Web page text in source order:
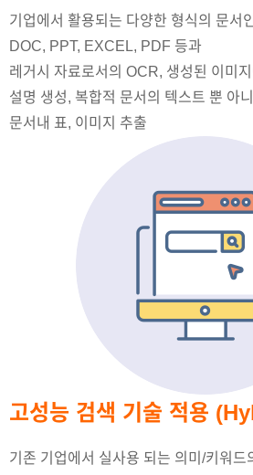
기업에서 활용되는 다양한 형식의 문서
DOC, PPT, EXCEL, PDF 등과
레거시 자료로서의 OCR, 생성된 이미
설명 생성, 복합적 문서의 텍스트 뿐 아
문서내 표, 이미지 추출
고성능 검색 기술 적용
기존 기업에서 실사용 되는 의미/키워드